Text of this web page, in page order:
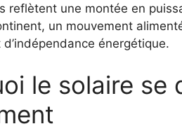
reflètent une montée en
un mouvement
énergétique.
le solaire se